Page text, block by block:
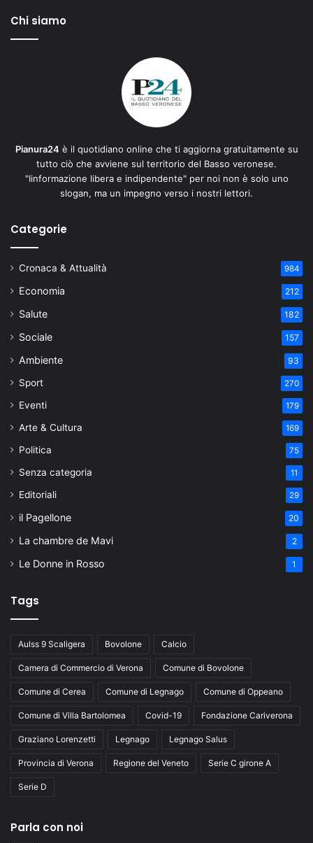
Chi siamo
Pianura24 è il quotidiano online che ti aggiorna gratuitamente su
tutto ciò che avviene sul territorio del Basso veronese.
"Iinformazione libera e indipendente" per noi non è solo uno
slogan, ma un impegno verso i nostri lettori.
Categorie
Cronaca & Attualità 984
Economia 212
Salute 182
Sociale 157
Ambiente 93
Sport 270
Eventi 179
Arte & Cultura 169
Politica 75
Senza categoria 11
Editoriali 29
il Pagellone 20
La chambre de Mavi 2
Le Donne in Rosso 1
Tags
Aulss 9 Scaligera Bovolone Calcio
Camera di Commercio di Verona Comune di Bovolone
Comune di Cerea Comune di Legnago Comune di Oppeano
Comune di Villa Bartolomea Covid-19 Fondazione Cariverona
Graziano Lorenzetti Legnago Legnago Salus
Provincia di Verona Regione del Veneto Serie C girone A
Serie D
Parla con noi